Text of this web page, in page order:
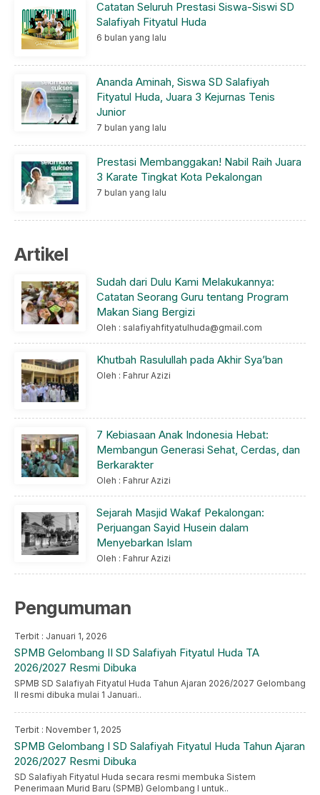
Catatan Seluruh Prestasi Siswa-Siswi SD
Salafiyah Fityatul Huda
6 bulan yang lalu
Ananda Aminah, Siswa SD Salafiyah
Fityatul Huda, Juara 3 Kejurnas Tenis
Junior
7 bulan yang lalu
Prestasi Membanggakan! Nabil Raih Juara
3 Karate Tingkat Kota Pekalongan
7 bulan yang lalu
Artikel
Sudah dari Dulu Kami Melakukannya:
Catatan Seorang Guru tentang Program
Makan Siang Bergizi
Oleh : salafiyahfityatulhuda@gmail.com
Khutbah Rasulullah pada Akhir Sya’ban
Oleh : Fahrur Azizi
7 Kebiasaan Anak Indonesia Hebat:
Membangun Generasi Sehat, Cerdas, dan
Berkarakter
Oleh : Fahrur Azizi
Sejarah Masjid Wakaf Pekalongan:
Perjuangan Sayid Husein dalam
Menyebarkan Islam
Oleh : Fahrur Azizi
Pengumuman
Terbit : Januari 1, 2026
SPMB Gelombang II SD Salafiyah Fityatul Huda TA
2026/2027 Resmi Dibuka
SPMB SD Salafiyah Fityatul Huda Tahun Ajaran 2026/2027 Gelombang
II resmi dibuka mulai 1 Januari..
Terbit : November 1, 2025
SPMB Gelombang I SD Salafiyah Fityatul Huda Tahun Ajaran
2026/2027 Resmi Dibuka
SD Salafiyah Fityatul Huda secara resmi membuka Sistem
Penerimaan Murid Baru (SPMB) Gelombang I untuk..